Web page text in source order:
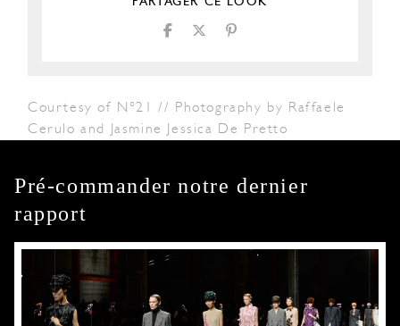
Courtesy of N°21 // Photography by Raffaele
Cerulo and Jasmine Jessica De Pretto
Pré-commander notre dernier
rapport